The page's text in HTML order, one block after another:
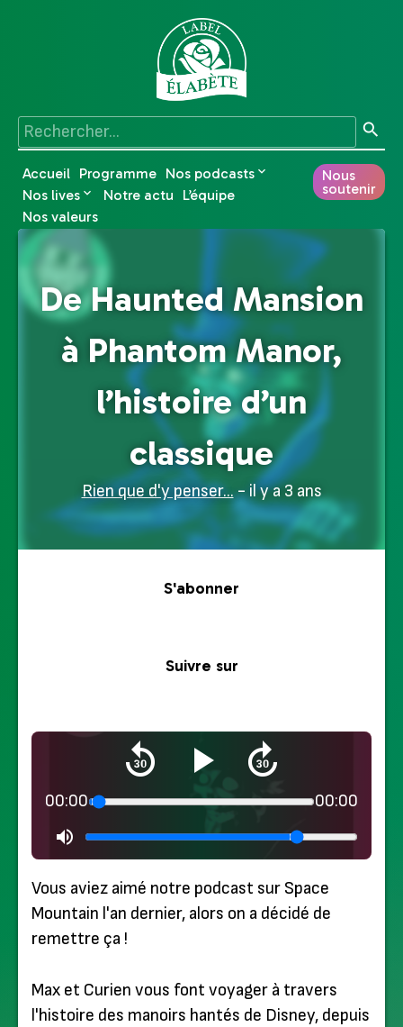
Accueil Programme Nos podcasts
Nos lives
Notre actu
L’équipe
Nos valeurs
Nous
soutenir
De Haunted Mansion
à Phantom Manor,
l’histoire d’un
classique
Rien que d'y penser...- il y a 3 ans
S'abonner
Suivre sur
00:00 00:00
Vous aviez aimé notre podcast sur Space
Mountain l'an dernier, alors on a décidé de
remettre ça !
Max et Curien vous font voyager à travers
l'histoire des manoirs hantés de Disney, depuis